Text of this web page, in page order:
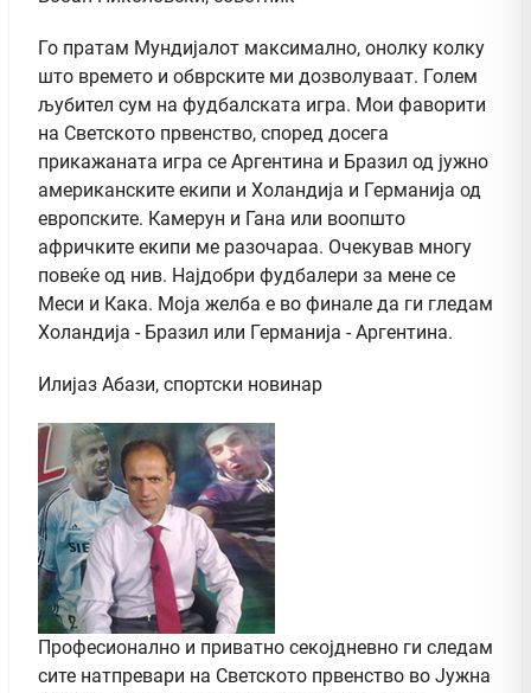
Го пратам Мундијалот максимално, онолку колку
што времето и обврските ми дозволуваат. Голем
љубител сум на фудбалската игра. Мои фаворити
на Светското првенство, според досега
прикажаната игра се Аргентина и Бразил од јужно
американските екипи и Холандија и Германија од
европските. Камерун и Гана или воопшто
афричките екипи ме разочараа. Очекував многу
повеќе од нив. Најдобри фудбалери за мене се
Меси и Кака. Моја желба е во финале да ги гледам
Холандија - Бразил или Германија - Аргентина.
Илијаз Абази, спортски новинар
Професионално и приватно секојдневно ги следам
сите натпревари на Светското првенство во Јужна